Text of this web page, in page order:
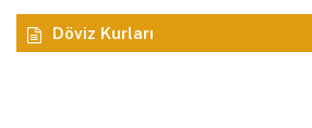
Döviz Kurları